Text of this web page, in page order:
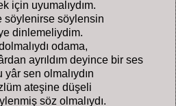
için uyumalıydım.
söylenirse söylensin
dinlemeliydim.
odama,
ayrıldım deyince bir ses
sen olmalıydın
ateşine düşeli
söz olmalıydı.